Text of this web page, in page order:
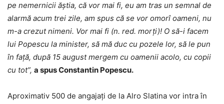
pe nemernicii ăștia, că vor mai fi, eu am tras un semnal de
alarmă acum trei zile, am spus că se vor omorî oameni, nu
m-a crezut nimeni. Vor mai fi (n. red. morți)! O să-i facem
lui Popescu la minister, să mă duc cu pozele lor, să le pun
în față, după 15 august mergem cu oamenii acolo, cu copii
cu tot”, a spus Constantin Popescu.
Aproximativ 500 de angajați de la Alro Slatina vor intra în